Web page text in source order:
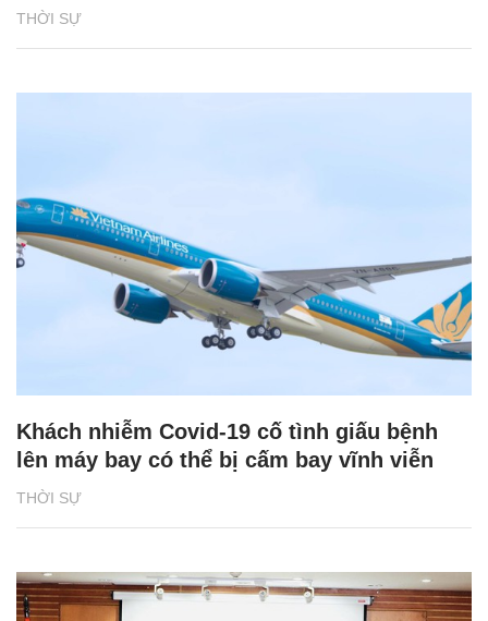
THỜI SỰ
THỜI SỰ
Khách nhiễm Covid-19 cố tình giấu bệnh
lên máy bay có thể bị cấm bay vĩnh viễn